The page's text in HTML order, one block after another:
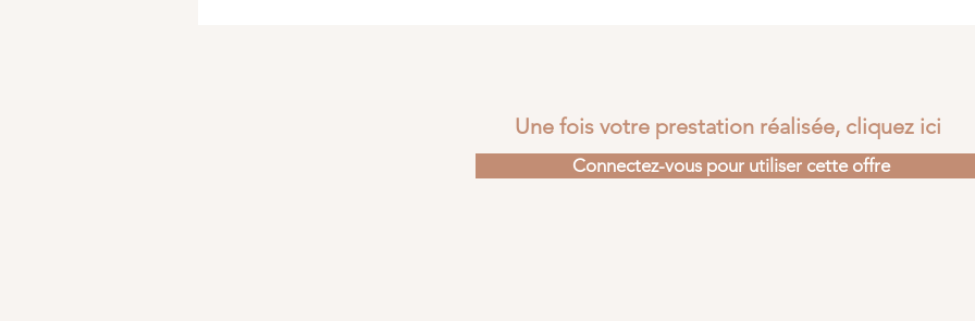
Une fois votre prestation réalisée, cliquez ici
Connectez-vous pour utiliser cette offre